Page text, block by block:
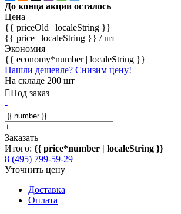
До конца акции осталось
Цена
{{ priceOld | localeString }}
{{ price | localeString }} / шт
Экономия
{{ economy*number | localeString }}
Нашли дешевле? Снизим цену!
На складе 200 шт
Под заказ
-
+
Заказать
Итого: {{ price*number | localeString }}
8 (495) 799-59-29
Уточнить цену
Доставка
Оплата